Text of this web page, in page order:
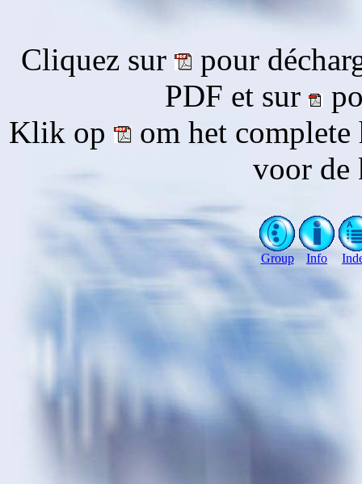
Cliquez sur
pour
PDF et sur
Klik op
om het
voor de
Group Info